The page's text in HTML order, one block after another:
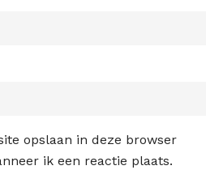
opslaan in deze browser
ik een reactie plaats.